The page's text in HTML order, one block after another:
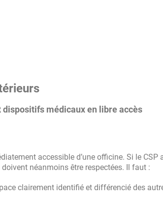
dispositifs médicaux en libre accès
accessible d’une officine. Si le
néanmoins être respectées. Il faut :
clairement identifié et différencié des